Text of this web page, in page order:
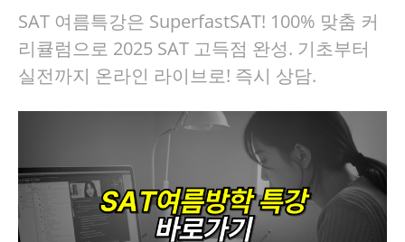
SAT 여름특강은 SuperfastSAT! 100% 맞춤 커
리큘럼으로 2025 SAT 고득점 완성. 기초부터
실전까지 온라인 라이브로! 즉시 상담.